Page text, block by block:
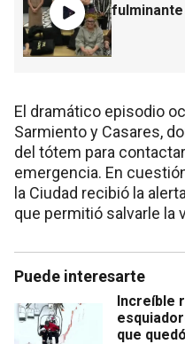
fulminante
El dramático episodio
Sarmiento y Casares,
del tótem para
emergencia. En
la Ciudad recibió la
que permitió salvarle la
Puede interesarte
Increíble
que